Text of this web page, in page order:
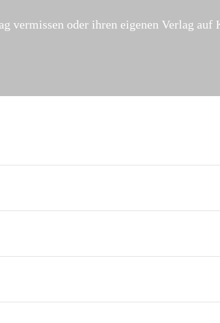
vermissen oder ihren eigenen Verlag auf